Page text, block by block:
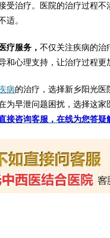
受治疗。医院的治疗过程
适。
疗服务， 不仅关注疾病的治
心理支持，让治疗过程更
病的治疗，选择新乡阳光医
早泄问题困扰，选择这家
接咨询客服，在线为您答疑